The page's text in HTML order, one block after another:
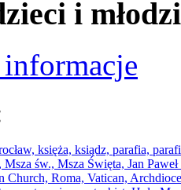
i
informacje